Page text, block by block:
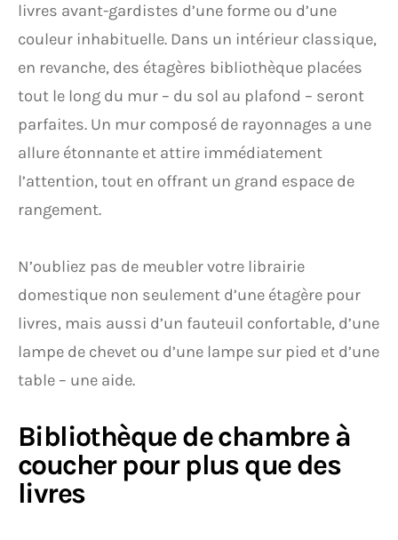
livres avant-gardistes d’une forme ou d’une
couleur inhabituelle. Dans un intérieur classique,
en revanche, des étagères bibliothèque placées
tout le long du mur – du sol au plafond – seront
parfaites. Un mur composé de rayonnages a une
allure étonnante et attire immédiatement
l’attention, tout en offrant un grand espace de
rangement.
N’oubliez pas de meubler votre librairie
domestique non seulement d’une étagère pour
livres, mais aussi d’un fauteuil confortable, d’une
lampe de chevet ou d’une lampe sur pied et d’une
table – une aide.
Bibliothèque de chambre à
coucher pour plus que des
livres